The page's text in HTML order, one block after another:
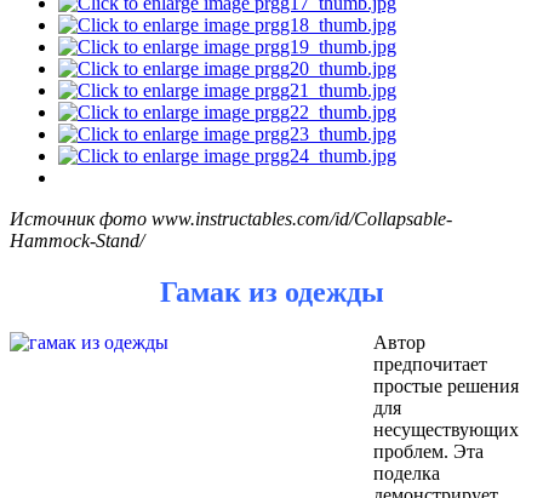
Источник фото www.instructables.com/id/Collapsable-
Hammock-Stand/
Гамак из одежды
Автор
предпочитает
простые решения
для
несуществующих
проблем. Эта
поделка